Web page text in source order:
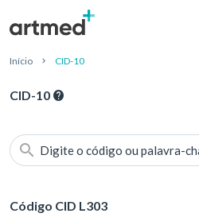
Início CID-10
CID-10
Digite o código ou palavra-
Código CID L303